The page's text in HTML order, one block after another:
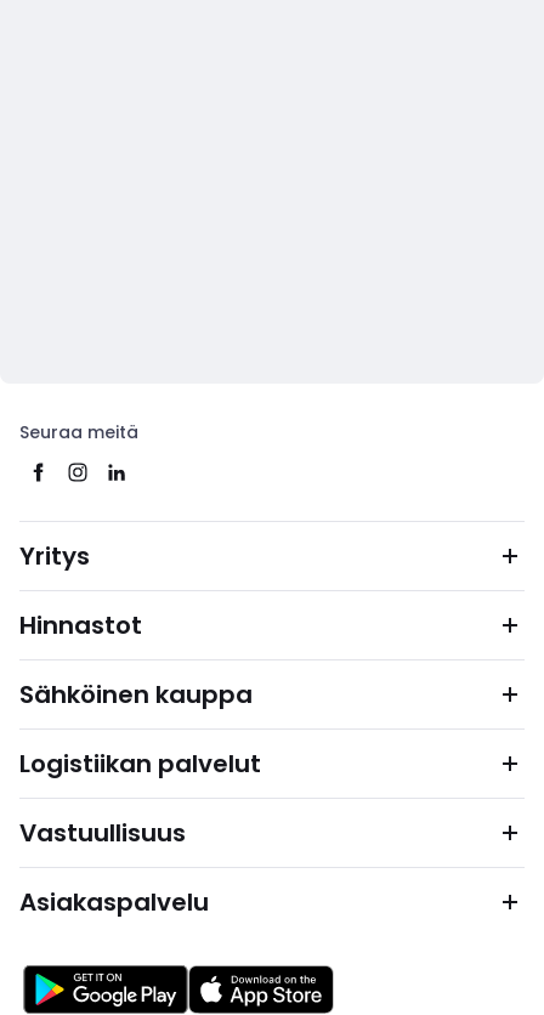
Seuraa meitä
Yritys
Hinnastot
Sähköinen kauppa
Logistiikan palvelut
Vastuullisuus
Asiakaspalvelu